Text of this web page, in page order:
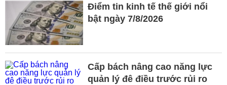
Điểm tin kinh tế thế giới nổi
bật ngày 7/8/2026
Cấp bách nâng cao năng lực
quản lý đê điều trước rủi ro